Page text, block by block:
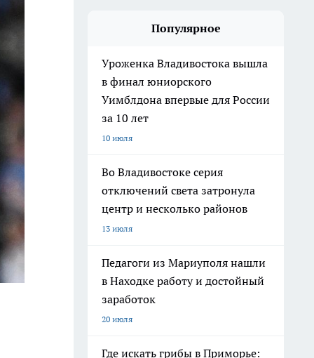
Популярное
Уроженка Владивостока вышла
в финал юниорского
Уимблдона впервые для России
за 10 лет
10 июля
Во Владивостоке серия
отключений света затронула
центр и несколько районов
13 июля
Педагоги из Мариуполя нашли
в Находке работу и достойный
заработок
20 июля
Где искать грибы в Приморье: